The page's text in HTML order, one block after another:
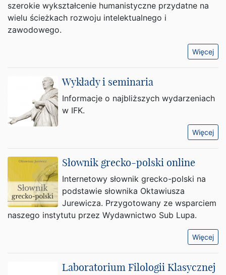
szerokie wykształcenie humanistyczne przydatne na
wielu ścieżkach rozwoju intelektualnego i
zawodowego.
Więcej
Wykłady i seminaria
Informacje o najbliższych wydarzeniach
w IFK.
Więcej
Słownik grecko-polski online
Internetowy słownik grecko-polski na
podstawie słownika Oktawiusza
Jurewicza. Przygotowany ze wsparciem
naszego instytutu przez Wydawnictwo Sub Lupa.
Więcej
Laboratorium Filologii Klasycznej